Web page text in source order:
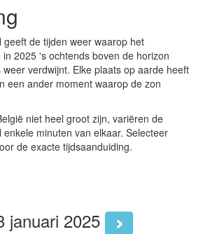
de tijden weer waarop het
2025 's ochtends boven de horizon
verdwijnt. Elke plaats op aarde heeft
een ander moment waarop de zon
niet heel groot zijn, variëren de
minuten van elkaar. Selecteer
de exacte tijdsaanduiding.
januari 2025